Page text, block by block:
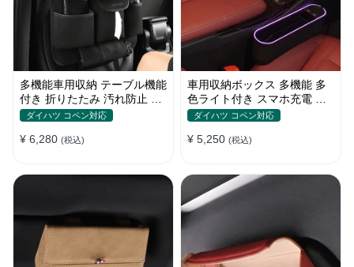
多機能車用収納 テーブル機能
付き 折りたたみ 汚れ防止 多
機能 大容量 取り付け簡単
ダイハツ コペン対応
¥ 6,280 (税込)
車用収納ボックス 多機能 多
色ライト付き スマホ充電 お
しゃれ シートギャップ 隙間
ダイハツ コペン対応
¥ 5,250 (税込)